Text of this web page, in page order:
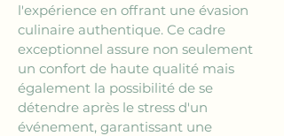
l'expérience en offrant une évasion
culinaire authentique. Ce cadre
exceptionnel assure non seulement
un confort de haute qualité mais
également la possibilité de se
détendre après le stress d'un
événement, garantissant une